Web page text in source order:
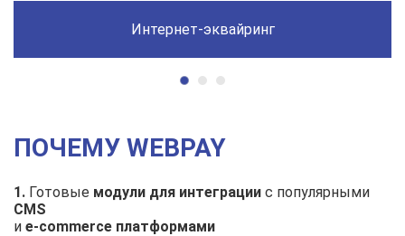
Интернет-эквайринг
ПОЧЕМУ WEBPAY
1. Готовые модули для интеграции с популярными
CMS
и e-commerce платформами